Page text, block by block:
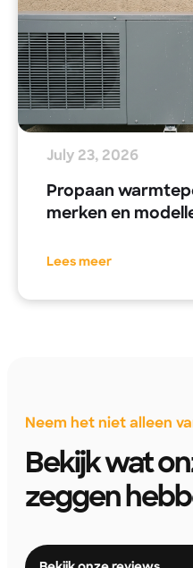
July 23, 2026
Propaan
merken en
Lees meer
Neem het niet alleen
Bekijk wat
zeggen